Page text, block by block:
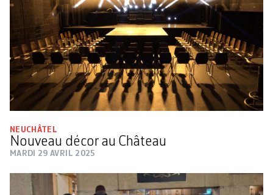
NEUCHÂTEL
Nouveau décor au Château
MARDI 29 AVRIL 2025